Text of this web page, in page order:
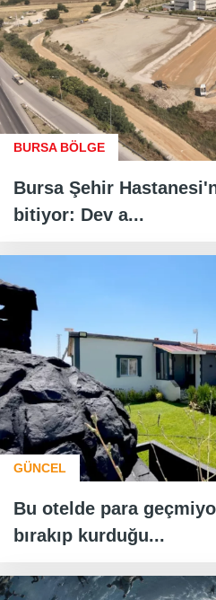
BURSA BÖLGE
Bursa Şehir
bitiyor: Dev a...
GÜNCEL
Bu otelde para
bırakıp kurduğu...